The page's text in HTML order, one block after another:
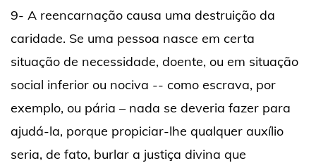
9- A reencarnação causa uma destruição da
caridade. Se uma pessoa nasce em certa
situação de necessidade, doente, ou em situação
social inferior ou nociva -- como escrava, por
exemplo, ou pária – nada se deveria fazer para
ajudá-la, porque propiciar-lhe qualquer auxílio
seria, de fato, burlar a justiça divina que